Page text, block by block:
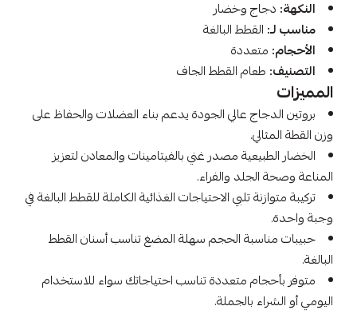
النكهة: دجاج وخضار
مناسب لـ: القطط البالغة
الأحجام: متعددة
التصنيف: طعام القطط الجاف
المميزات
بروتين الدجاج عالي الجودة يدعم بناء العضلات والحفاظ على
وزن القطة المثالي.
الخضار الطبيعية مصدر غني بالفيتامينات والمعادن لتعزيز
المناعة وصحة الجلد والفراء.
تركيبة متوازنة تلبي الاحتياجات الغذائية الكاملة للقطط البالغة في
وجبة واحدة.
حبيبات مناسبة الحجم سهلة المضغ تناسب أسنان القطط
البالغة.
متوفر بأحجام متعددة تناسب احتياجاتك سواء للاستخدام
اليومي أو الشراء بالجملة.